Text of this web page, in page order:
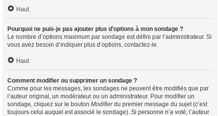
Haut
Pourquoi ne puis-je pas ajouter plus d’options à mon sondage ?
Le nombre d’options maximum par sondage est défini par l’administrateur. Si
vous avez besoin d’indiquer plus d’options, contactez-le.
Haut
Comment modifier ou supprimer un sondage ?
Comme pour les messages, les sondages ne peuvent être modifiés que par
l’auteur original, un modérateur ou un administrateur. Pour modifier un
sondage, cliquez sur le bouton Modifierdu premier message du sujet (c’est
toujours celui auquel est associé le sondage). Si personne n’a voté, l’auteur